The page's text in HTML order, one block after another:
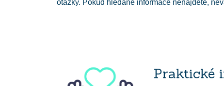
otázky. Pokud hledané informace nenajdete,
Praktické